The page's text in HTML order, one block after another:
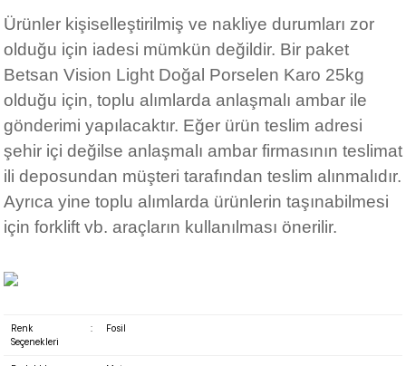
Ürünler kişiselleştirilmiş ve nakliye durumları zor
olduğu için iadesi mümkün değildir. Bir paket
Betsan Vision Light Doğal Porselen Karo 25kg
olduğu için, toplu alımlarda anlaşmalı ambar ile
gönderimi yapılacaktır. Eğer ürün teslim adresi
şehir içi değilse anlaşmalı ambar firmasının teslimat
ili deposundan müşteri tarafından teslim alınmalıdır.
Ayrıca yine toplu alımlarda ürünlerin taşınabilmesi
için forklift vb. araçların kullanılması önerilir.
Renk
Seçenekleri
: Fosil